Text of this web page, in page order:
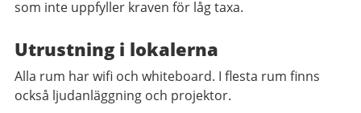
som inte uppfyller kraven för låg taxa.
Utrustning i lokalerna
Alla rum har wifi och whiteboard. I flesta rum finns
också ljudanläggning och projektor.